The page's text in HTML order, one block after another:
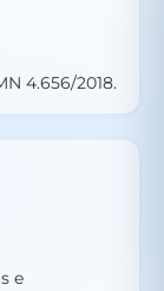
4.656/2018.
e